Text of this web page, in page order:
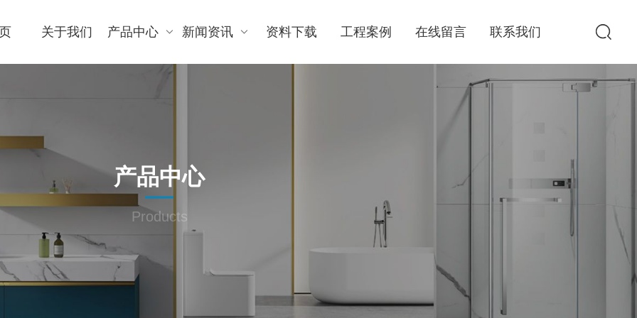
关于我们 产品中心 新闻资讯 资料下载 工程案例 在线留言 联系我们
产品中心
Products